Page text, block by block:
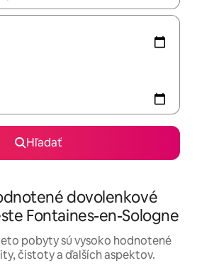
Hľadať
dovolenkové
Fontaines-en-Sologne
pobyty sú vysoko hodnotené
čistoty a ďalších aspektov.